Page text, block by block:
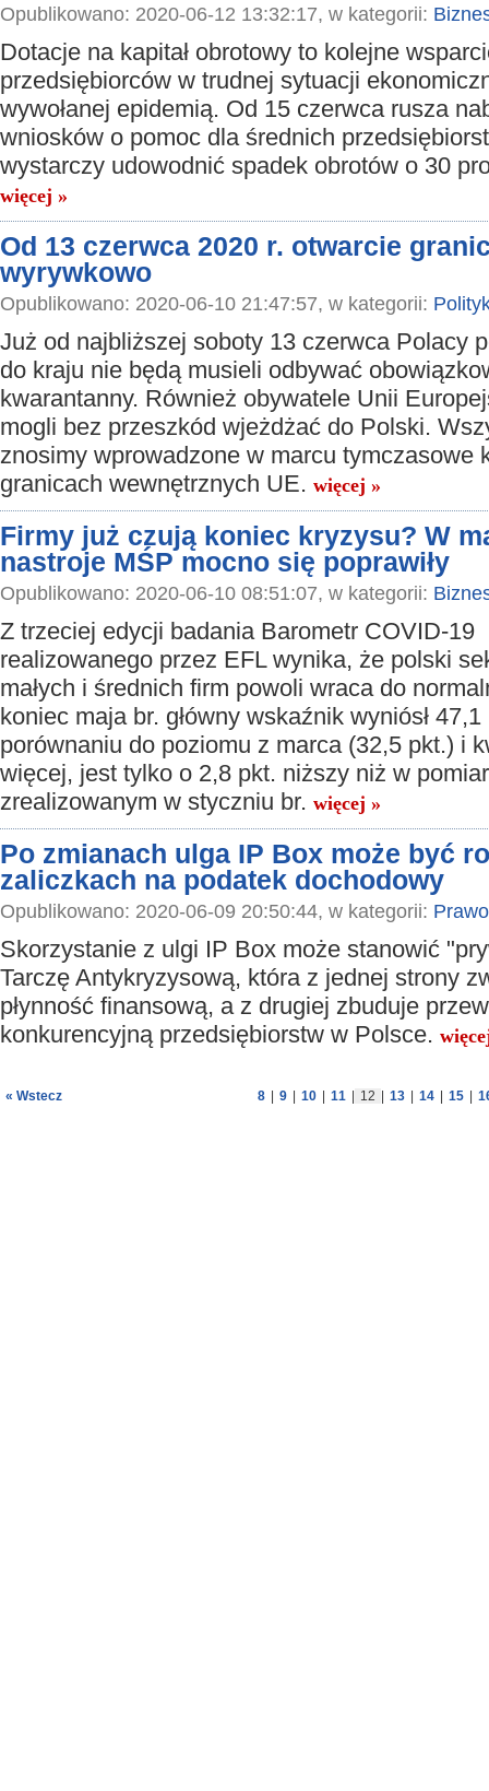
Opublikowano: 2020-06-12 13:32:17, w kategorii:
Dotacje na kapitał obrotowy to kolejne
przedsiębiorców w trudnej sytuacji
wywołanej epidemią. Od 15 czerwca rusza
wniosków o pomoc dla średnich
wystarczy udowodnić spadek obrotów o 30
więcej »
Od 13 czerwca 2020 r. otwarcie
wyrywkowo
Opublikowano: 2020-06-10 21:47:57, w kategorii:
Już od najbliższej soboty 13 czerwca Polacy
do kraju nie będą musieli odbywać
kwarantanny. Również obywatele Unii
mogli bez przeszkód wjeżdżać do Polski.
znosimy wprowadzone w marcu tymczasowe
granicach wewnętrznych UE. więcej »
Firmy już czują koniec kryzysu? W
nastroje MŚP mocno się poprawiły
Opublikowano: 2020-06-10 08:51:07, w kategorii:
Z trzeciej edycji badania Barometr COVID-19
realizowanego przez EFL wynika, że polski
małych i średnich firm powoli wraca do
koniec maja br. główny wskaźnik wyniósł
porównaniu do poziomu z marca (32,5 pkt.) i
więcej, jest tylko o 2,8 pkt. niższy niż w
zrealizowanym w styczniu br. więcej »
Po zmianach ulga IP Box może być
zaliczkach na podatek dochodowy
Opublikowano: 2020-06-09 20:50:44, w kategorii: Prawo
Skorzystanie z ulgi IP Box może stanowić
Tarczę Antykryzysową, która z jednej strony
płynność finansową, a z drugiej zbuduje
konkurencyjną przedsiębiorstw w Polsce.
« Wstecz 8 9 10 11 12 13 14 15